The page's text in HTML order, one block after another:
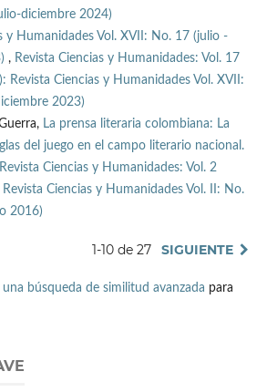
diciembre 2024)
y Humanidades Vol. XVII: No. 17 (julio -
, Revista Ciencias y Humanidades: Vol. 17
Revista Ciencias y Humanidades Vol. XVII:
2023)
La prensa literaria colombiana: La
del juego en el campo literario nacional.
Revista Ciencias y Humanidades: Vol. 2
Ciencias y Humanidades Vol. II: No.
2016)
1-10 de 27 SIGUIENTE
una búsqueda de similitud avanzada para